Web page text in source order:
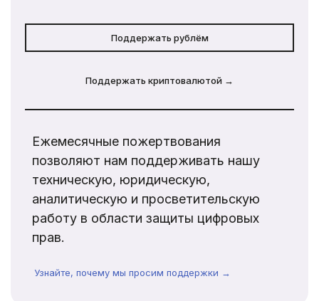
Поддержать рублём
Поддержать криптовалютой →
Ежемесячные пожертвования
позволяют нам поддерживать нашу
техническую, юридическую,
аналитическую и просветительскую
работу в области защиты цифровых
прав.
Узнайте, почему мы просим поддержки →